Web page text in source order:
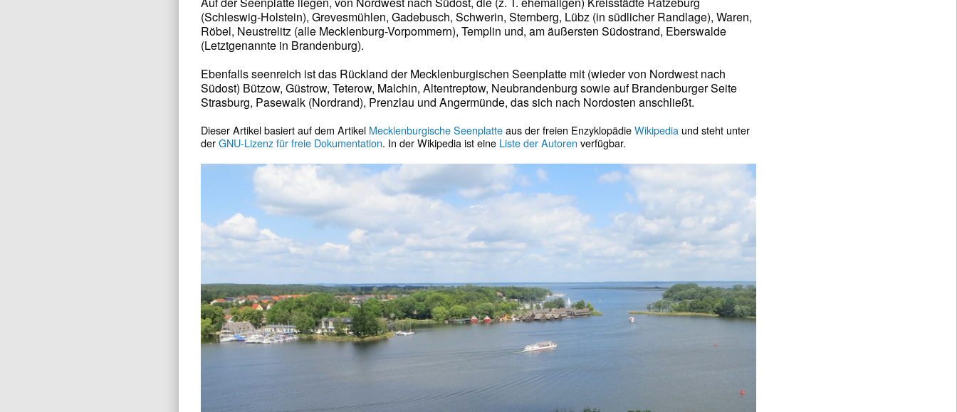
(Schleswig-Holstein), Grevesmühlen, Gadebusch, Schwerin, Sternberg, Lübz (in südlicher Randlage), Waren,
Röbel, Neustrelitz (alle Mecklenburg-Vorpommern), Templin und, am äußersten Südostrand, Eberswalde
(Letztgenannte in Brandenburg).
Ebenfalls seenreich ist das Rückland der Mecklenburgischen Seenplatte mit (wieder von Nordwest nach
Südost) Bützow, Güstrow, Teterow, Malchin, Altentreptow, Neubrandenburg sowie auf Brandenburger Seite
Strasburg, Pasewalk (Nordrand), Prenzlau und Angermünde, das sich nach Nordosten anschließt.
Dieser Artikel basiert auf dem Artikel Mecklenburgische Seenplatteaus der freien EnzyklopädieWikipedia und steht unter
derGNU-Lizenz für freie Dokumentation. In der Wikipedia ist eine Liste der Autoren verfügbar.